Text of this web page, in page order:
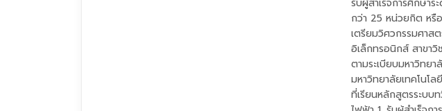
รับผู้สำเร็จการศึกษา
กว่า 25 หน่วยกิต หรื
เตรียมวิศวกรรมศาส
อิเล็กทรอนิกส์ สาขาวิ
ตามระเบียบมหาวิทย
มหาวิทยาลัยเทคโนโ
ที่เรียนหลักสูตรระบบ